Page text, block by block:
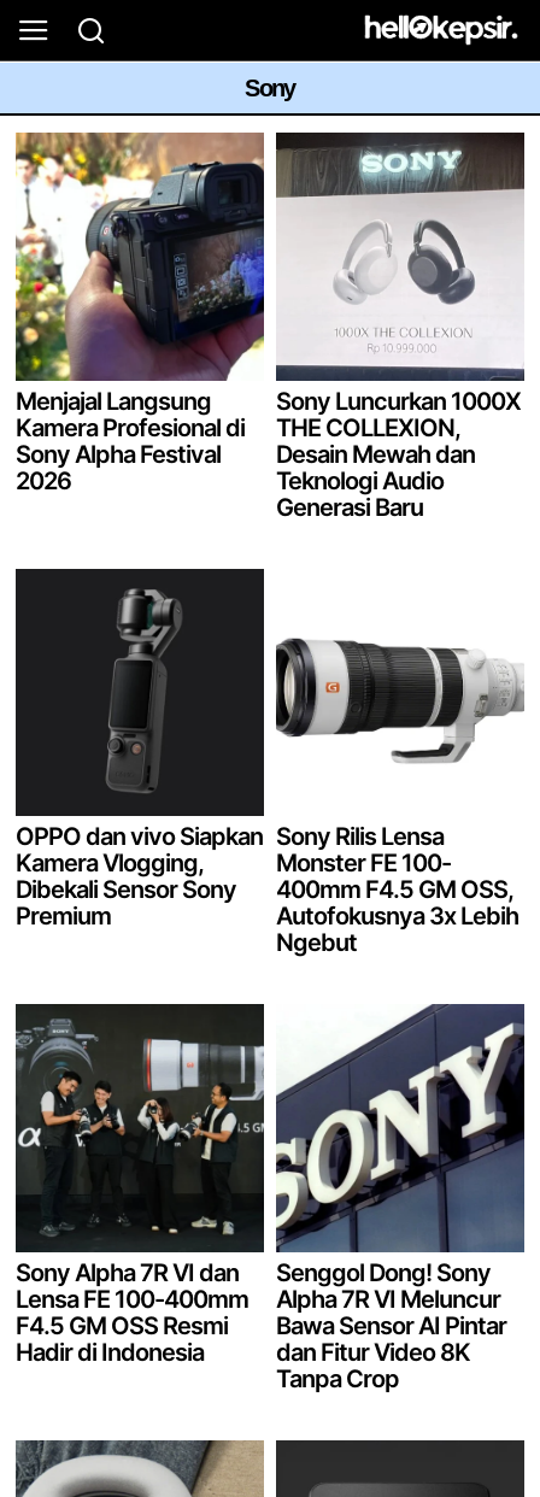
Sony
Menjajal Langsung
Kamera Profesional di
Sony Alpha Festival
2026
Sony Luncurkan 1000X
THE COLLEXION,
Desain Mewah dan
Teknologi Audio
Generasi Baru
OPPO dan vivo Siapkan
Kamera Vlogging,
Dibekali Sensor Sony
Premium
Sony Rilis Lensa
Monster FE 100-
400mm F4.5 GM OSS,
Autofokusnya 3x Lebih
Ngebut
Sony Alpha 7R VI dan
Lensa FE 100-400mm
F4.5 GM OSS Resmi
Hadir di Indonesia
Senggol Dong! Sony
Alpha 7R VI Meluncur
Bawa Sensor AI Pintar
dan Fitur Video 8K
Tanpa Crop